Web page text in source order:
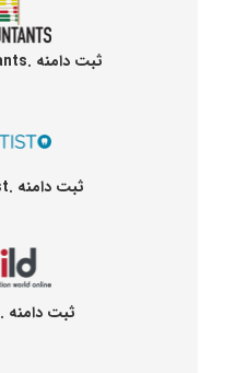
ثبت دامنه .accountants ارزان
ثبت دامنه .dentist ارزان
ثبت دامنه .build ارزان